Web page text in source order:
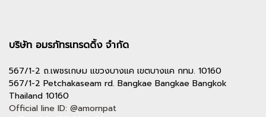
บริษัท อมรภัทรเทรดดิ้ง จำกัด
567/1-2 ถ.เพชรเกษม แขวงบางแค เขตบางแค กทม. 10160
567/1-2 Petchakaseam rd. Bangkae Bangkae Bangkok
Thailand 10160
Official line ID: @amornpat